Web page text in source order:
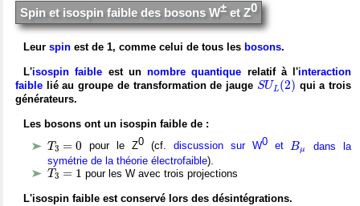
Spin et isospin faible des bosons W± et Z0
Leur spin est de 1, comme celui de tous les bosons.
L'isospin faible est un nombre quantique relatif à l'interaction
faible lié au groupe de transformation de jauge SU L (2)
SUL (2) qui a trois
générateurs.
Les bosons ont un isospin faible de :
T3 = 0
T3 pour le Z0 (cf. discussion sur W0et Bμ
Bμ
dans la
symétrie de la théorie électrofaible).
T3 = 1
T3=1 pour les W avec trois projections
L'isospin faible est conservé lors des désintégrations.